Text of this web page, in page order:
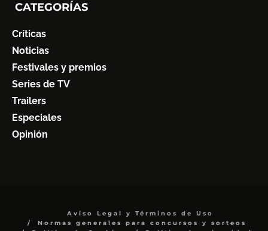
CATEGORÍAS
Críticas
Noticias
Festivales y premios
Series de TV
Trailers
Especiales
Opinión
Aviso Legal y Términos de Uso
Normas generales para concursos y sorteos